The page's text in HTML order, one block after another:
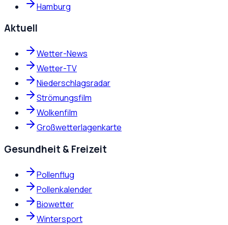
Hamburg
Aktuell
Wetter-News
Wetter-TV
Niederschlagsradar
Strömungsfilm
Wolkenfilm
Großwetterlagenkarte
Gesundheit & Freizeit
Pollenflug
Pollenkalender
Biowetter
Wintersport